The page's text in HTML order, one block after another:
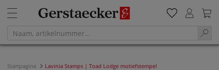
Startpagina Lavinia Stamps | Toad Lodge motiefstempel